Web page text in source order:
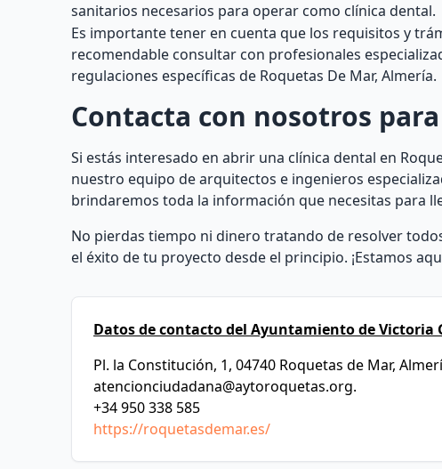
sanitarios necesarios para operar como clínica dental.
Es importante tener en cuenta que los requisitos y
recomendable consultar con profesionales
regulaciones específicas de Roquetas De Mar, Almería.
Contacta con nosotros
Si estás interesado en abrir una clínica dental en
nuestro equipo de arquitectos e ingenieros
brindaremos toda la información que necesitas para
No pierdas tiempo ni dinero tratando de resolver
el éxito de tu proyecto desde el principio. ¡Estamos
Datos de contacto del Ayuntamiento de Victoria
Pl. la Constitución, 1, 04740 Roquetas de Mar,
atencionciudadana@aytoroquetas.org.
+34 950 338 585
https://roquetasdemar.es/